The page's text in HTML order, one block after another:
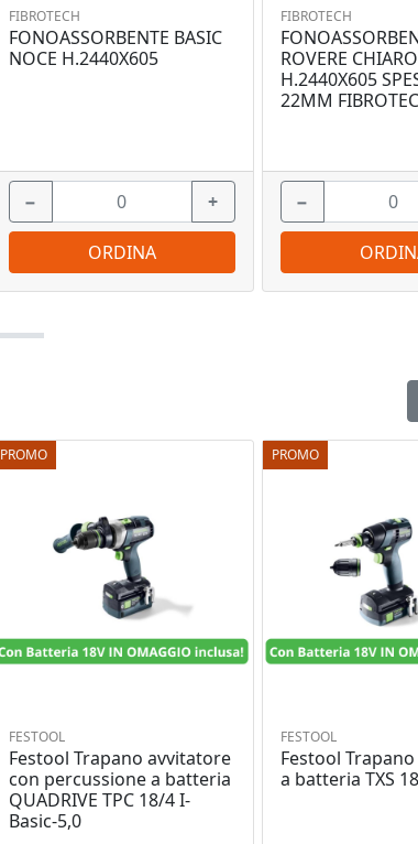
PROMO
FESTOOL
Festool Trapano avvitatore
con percussione a batteria
QUADRIVE TPC 18/4 I-
Basic-5,0
PROMO
FESTOOL
Festool
a batteria TXS
FIBROTECH
FONOASSORBENTE BASIC
NOCE H.2440X605
− +
ORDINA
FIBROTECH
ROVERE CHIARO
H.2440X605
22MM
−